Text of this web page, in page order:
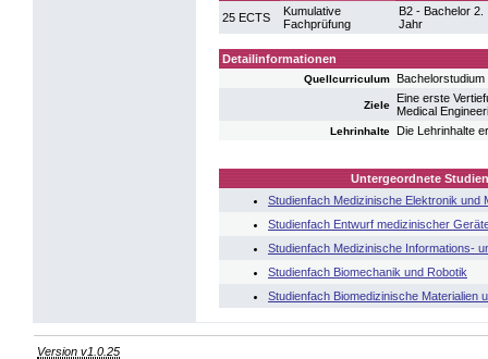
25 ECTS
Kumulative
Fachprüfung
B2 - Bachelor 2.
Jahr
Detailinformationen
Quellcurriculum Bachelorstudium
Ziele
Eine erste
Medical
Lehrinhalte Die Lehrinhalte
Untergeordnete
Studienfach Medizinische Elektronik und
Studienfach Entwurf medizinischer
Studienfach Medizinische Informations-
Studienfach Biomechanik und Robotik
Studienfach Biomedizinische Materialien
Version v1.0.25